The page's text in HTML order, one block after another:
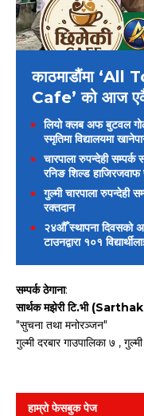
काठमाडौंमा
Cafe’ को आज
लियो क्लब अफ बुटवल
स्मृतिमा विद्यालयमा
चारपाला रुपन्देही सम्पर्क
रनिङ शिल्ड हाजिरजवाफ
गुल्मी चारपाला रुपन्देही
रक्तदान
२४औँ स्थापना दिवसको
टाउनद्वारा १०१
सम्पर्क ठेगाना:
सार्थक मझेरी टि.भी
"सुचना तथा मनोरञ्जन"
गुल्मी दरबार गाउपालिका ७ , गुल्मी
हाम्रो फेसबुक पेज